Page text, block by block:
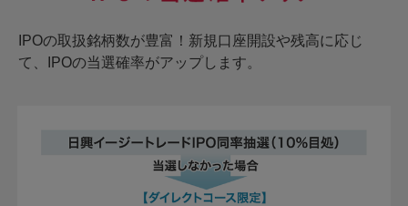
IPOの取扱銘柄数が豊富！新規口座開設や残高に応じ
て、IPOの当選確率がアップします。